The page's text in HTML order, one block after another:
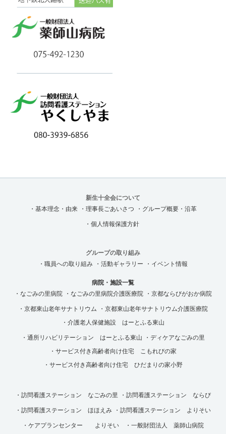
新生十全会について
・基本理念・由来
・理事長ごあいさつ ・グループ概要・沿革
・個人情報保護方針
グループの取り組み
・職員への取り組み
・活動ギャラリー ・イベント情報
病院・施設一覧
・なごみの里病院
・なごみの里病院介護医療院 ・京都ならびがおか病院
・京都東山老年サナトリウム
・京都東山老年サナトリウム介護医療院
・介護老人保健施設 はーとふる東山
・通所リハビリテーション はーとふる東山
・ディケアなごみの里
・サービス付き高齢者向け住宅 こもれびの家
・サービス付き高齢者向け住宅 ひだまりの家小野
・訪問看護ステーション なごみの里 ・訪問看護ステーション ならび
・訪問看護ステーション ほほえみ ・訪問看護ステーション よりそい
・ケアプランセンター よりそい ・一般財団法人 薬師山病院